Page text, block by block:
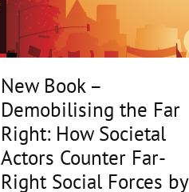
New Book –
Demobilising the Far
Right: How Societal
Actors Counter Far-
Right Social Forces by